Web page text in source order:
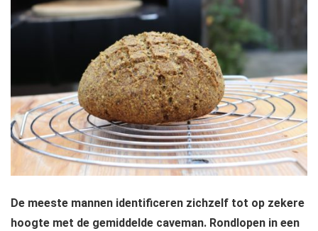
De meeste mannen identificeren zichzelf tot op zekere
hoogte met de gemiddelde caveman. Rondlopen in een